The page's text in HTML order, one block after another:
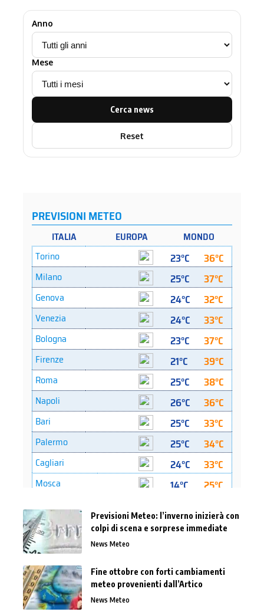
Anno
Mese
Cerca news
Reset
Previsioni Meteo: l’inverno inizierà con
colpi di scena e sorprese immediate
News Meteo
Fine ottobre con forti cambiamenti
meteo provenienti dall’Artico
News Meteo